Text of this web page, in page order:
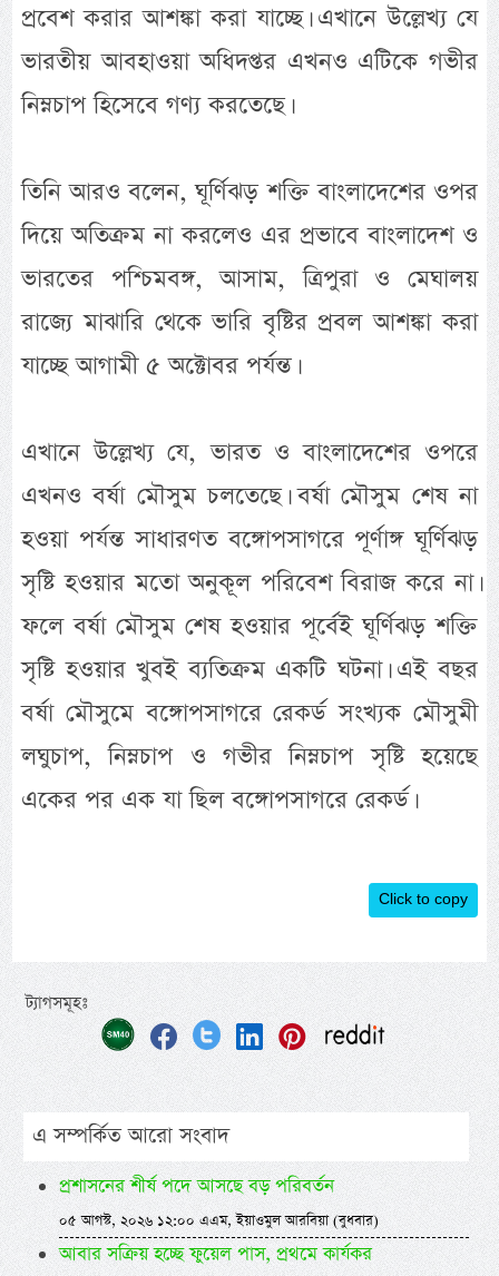
প্রবেশ করার আশঙ্কা করা যাচ্ছে। এখানে উল্লেখ্য যে
ভারতীয় আবহাওয়া অধিদপ্তর এখনও এটিকে গভীর
নিম্নচাপ হিসেবে গণ্য করতেছে।
তিনি আরও বলেন, ঘূর্ণিঝড় শক্তি বাংলাদেশের ওপর
দিয়ে অতিক্রম না করলেও এর প্রভাবে বাংলাদেশ ও
ভারতের পশ্চিমবঙ্গ, আসাম, ত্রিপুরা ও মেঘালয়
রাজ্যে মাঝারি থেকে ভারি বৃষ্টির প্রবল আশঙ্কা করা
যাচ্ছে আগামী ৫ অক্টোবর পর্যন্ত।
এখানে উল্লেখ্য যে, ভারত ও বাংলাদেশের ওপরে
এখনও বর্ষা মৌসুম চলতেছে। বর্ষা মৌসুম শেষ না
হওয়া পর্যন্ত সাধারণত বঙ্গোপসাগরে পূর্ণাঙ্গ ঘূর্ণিঝড়
সৃষ্টি হওয়ার মতো অনুকূল পরিবেশ বিরাজ করে না।
ফলে বর্ষা মৌসুম শেষ হওয়ার পূর্বেই ঘূর্ণিঝড় শক্তি
সৃষ্টি হওয়ার খুবই ব্যতিক্রম একটি ঘটনা। এই বছর
বর্ষা মৌসুমে বঙ্গোপসাগরে রেকর্ড সংখ্যক মৌসুমী
লঘুচাপ, নিম্নচাপ ও গভীর নিম্নচাপ সৃষ্টি হয়েছে
একের পর এক যা ছিল বঙ্গোপসাগরে রেকর্ড।
Click to copy
ট্যাগসমূহঃ
এ সম্পর্কিত আরো সংবাদ
প্রশাসনের শীর্ষ পদে আসছে বড় পরিবর্তন
০৫ আগস্ট, ২০২৬ ১২:০০ এএম, ইয়াওমুল আরবিয়া (বুধবার)
আবার সক্রিয় হচ্ছে ফুয়েল পাস, প্রথমে কার্যকর